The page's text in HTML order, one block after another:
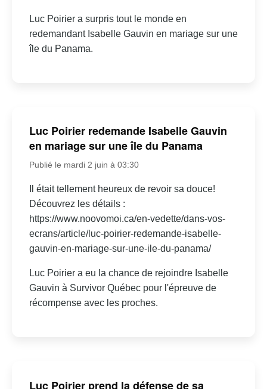
Luc Poirier a surpris tout le monde en
redemandant Isabelle Gauvin en mariage sur une
île du Panama.
Luc Poirier redemande Isabelle Gauvin
en mariage sur une île du Panama
Publié le mardi 2 juin à 03:30
Il était tellement heureux de revoir sa douce!
Découvrez les détails :
https://www.noovomoi.ca/en-vedette/dans-vos-
ecrans/article/luc-poirier-redemande-isabelle-
gauvin-en-mariage-sur-une-ile-du-panama/
Luc Poirier a eu la chance de rejoindre Isabelle
Gauvin à Survivor Québec pour l'épreuve de
récompense avec les proches.
Luc Poirier prend la défense de sa